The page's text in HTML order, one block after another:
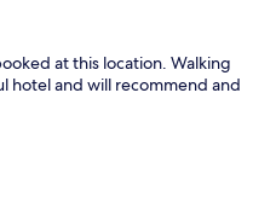
at this location. Walking
hotel and will recommend and